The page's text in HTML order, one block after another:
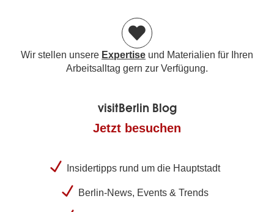
Wir stellen unsere Expertise und Materialien für Ihren
Arbeitsalltag gern zur Verfügung.
visitBerlin Blog
Jetzt besuchen
Insidertipps rund um die Hauptstadt
Berlin-News, Events & Trends